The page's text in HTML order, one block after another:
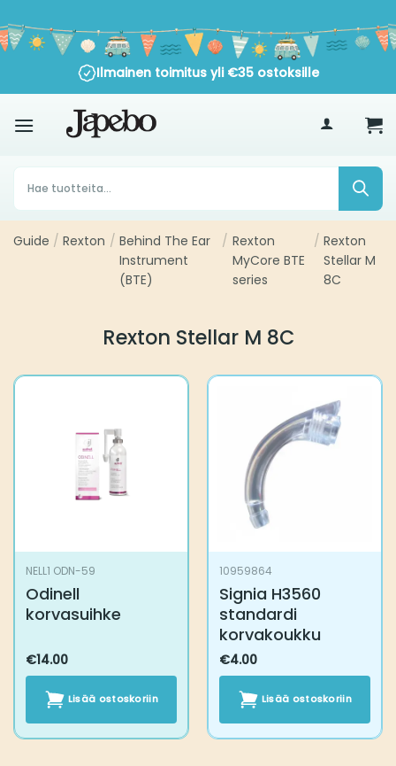
sisältöön
Ilmainen toimitus yli €35ostoksille
Products
search
Guide / Rexton / Behind The Ear
Instrument
(BTE)
/ Rexton
MyCore BTE
series
/ Rexton
Stellar M
8C
Rexton Stellar M 8C
NELL1 ODN-59
Odinell
korvasuihke
€14.00
Lisää ostoskoriin
10959864
Signia H3560
standardi
korvakoukku
€4.00
Lisää ostoskoriin